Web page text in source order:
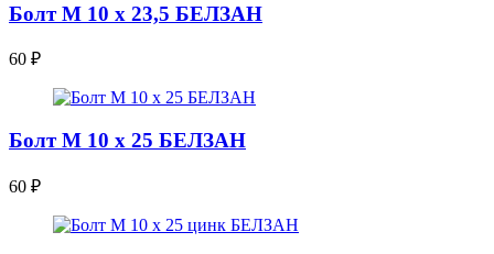
Болт М 10 х 23,5 БЕЛЗАН
60 ₽
Болт М 10 х 25 БЕЛЗАН
60 ₽